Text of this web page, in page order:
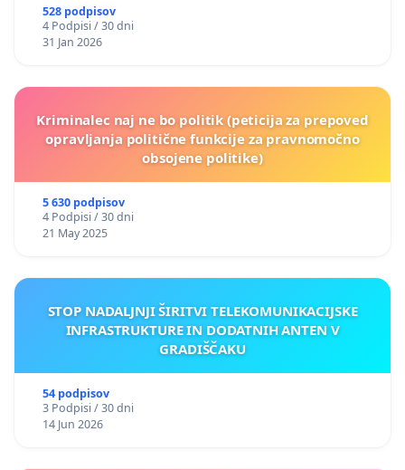
528 podpisov
4 Podpisi / 30 dni
31 Jan 2026
Kriminalec naj ne bo politik (peticija za prepoved
opravljanja politične funkcije za pravnomočno
obsojene politike)
5 630 podpisov
4 Podpisi / 30 dni
21 May 2025
STOP NADALJNJI ŠIRITVI TELEKOMUNIKACIJSKE
INFRASTRUKTURE IN DODATNIH ANTEN V
GRADIŠČAKU
54 podpisov
3 Podpisi / 30 dni
14 Jun 2026